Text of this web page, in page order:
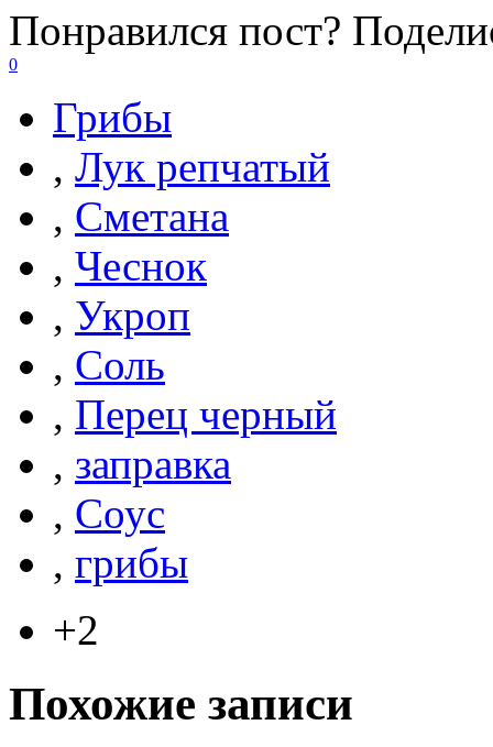
Понравился пост?
0
Грибы
, Лук репчатый
, Сметана
, Чеснок
, Укроп
, Соль
, Перец черный
, заправка
, Соус
, грибы
+2
Похожие записи